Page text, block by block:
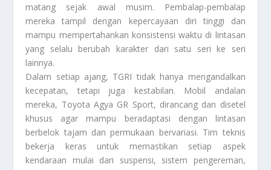
matang sejak awal musim. Pembalap-pembalap
mereka tampil dengan kepercayaan diri tinggi dan
mampu mempertahankan konsistensi waktu di lintasan
yang selalu berubah karakter dari satu seri ke seri
lainnya.
Dalam setiap ajang, TGRI tidak hanya mengandalkan
kecepatan, tetapi juga kestabilan. Mobil andalan
mereka, Toyota Agya GR Sport, dirancang dan disetel
khusus agar mampu beradaptasi dengan lintasan
berbelok tajam dan permukaan bervariasi. Tim teknis
bekerja keras untuk memastikan setiap aspek
kendaraan mulai dari suspensi, sistem pengereman,